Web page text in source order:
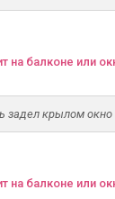
на балконе или
задел крылом окно
на балконе или